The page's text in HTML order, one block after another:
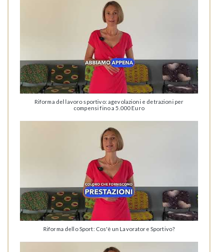
Riforma del lavoro sportivo: agevolazioni e detrazioni per
compensi fino a 5.000 Euro
Riforma dello Sport: Cos'è un Lavoratore Sportivo?